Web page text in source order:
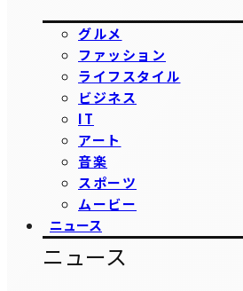
グルメ
ファッション
ライフスタイル
ビジネス
IT
アート
音楽
スポーツ
ムービー
ニュース
ニュース